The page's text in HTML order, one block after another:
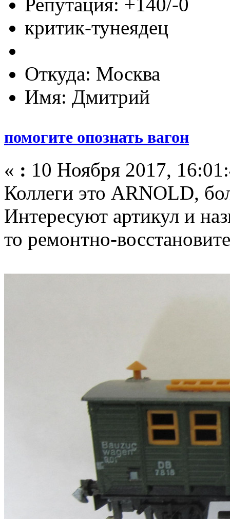
критик-тунеядец
Откуда: Москва
Имя: Дмитрий
помогите опознать вагон
« : 10 Ноября 2017,
Коллеги это ARNOLD,
Интересуют артикул и
то ремонтно-